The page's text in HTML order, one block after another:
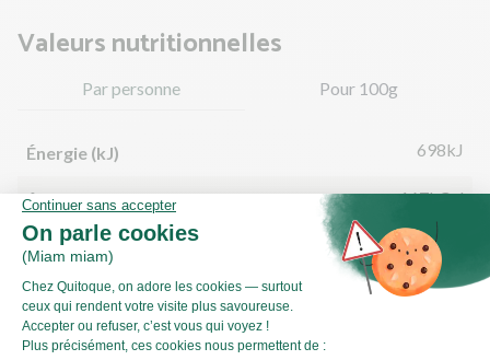
Valeurs nutritionnelles
Par personne Pour 100g
Énergie (kJ) 698kJ
Énergie (kCal) 167kCal
Matières grasses 6,09g
dont acides gras saturés 2,20g
Glucides